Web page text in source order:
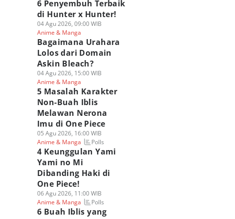
6 Penyembuh Terbaik
di Hunter x Hunter!
04 Agu 2026, 09:00 WIB
Anime & Manga
Bagaimana Urahara
Lolos dari Domain
Askin Bleach?
04 Agu 2026, 15:00 WIB
Anime & Manga
5 Masalah Karakter
Non-Buah Iblis
Melawan Nerona
Imu di One Piece
05 Agu 2026, 16:00 WIB
Anime & Manga
Polls
4 Keunggulan Yami
Yami no Mi
Dibanding Haki di
One Piece!
06 Agu 2026, 11:00 WIB
Anime & Manga
Polls
6 Buah Iblis yang